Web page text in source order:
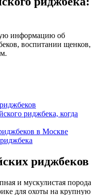
информацию об
воспитании щенков,
риджбека, когда
в Москве
риджбеков
и мускулистая порода
для охоты на крупную